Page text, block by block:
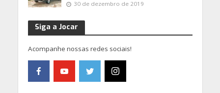
30 de dezembro de 2019
Siga a Jocar
Acompanhe nossas redes sociais!